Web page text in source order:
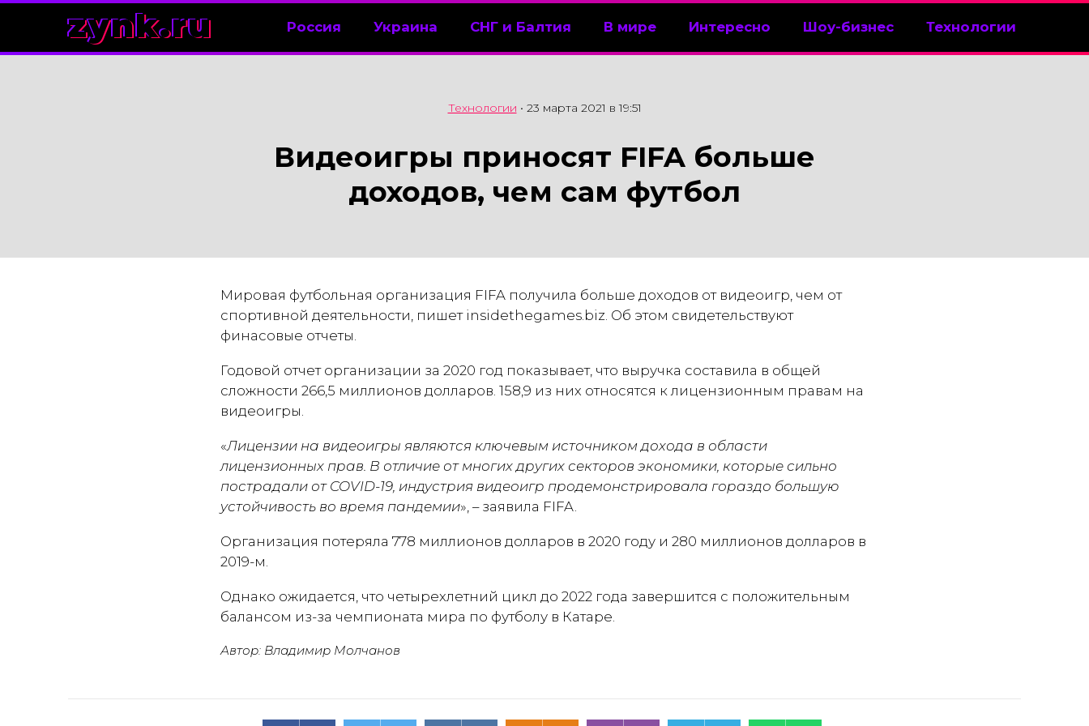
zynk.ru Россия Украина СНГ и Балтия В мире Интересно Шоу-бизнес Технологии
Технологии • 23 марта 2021 в 19:51
Видеоигры приносят FIFA больше
доходов, чем сам футбол
Мировая футбольная организация FIFA получила больше доходов от видеоигр, чем от
спортивной деятельности, пишет insidethegames.biz. Об этом свидетельствуют
финасовые отчеты.
Годовой отчет организации за 2020 год показывает, что выручка составила в общей
сложности 266,5 миллионов долларов. 158,9 из них относятся к лицензионным правам на
видеоигры.
«Лицензии на видеоигры являются ключевым источником дохода в области
лицензионных прав. В отличие от многих других секторов экономики, которые сильно
пострадали от COVID-19, индустрия видеоигр продемонстрировала гораздо большую
устойчивость во время пандемии», – заявила FIFA.
Организация потеряла 778 миллионов долларов в 2020 году и 280 миллионов долларов в
2019-м.
Однако ожидается, что четырехлетний цикл до 2022 года завершится с положительным
балансом из-за чемпионата мира по футболу в Катаре.
Автор: Владимир Молчанов